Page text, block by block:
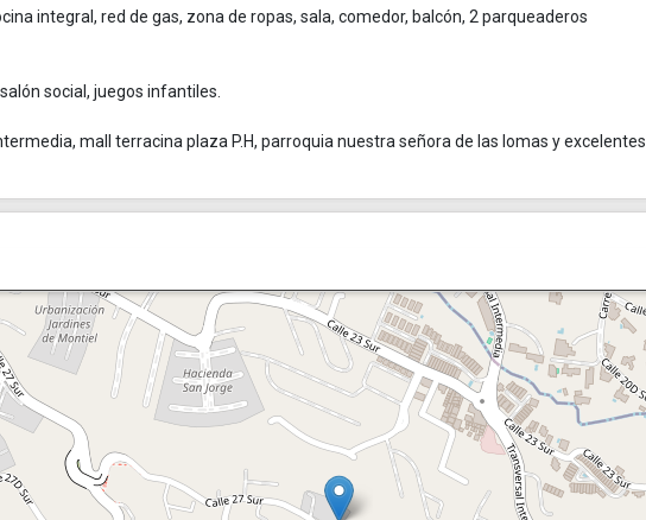
integral, red de gas, zona de ropas, sala, comedor, balcón, 2 parqueaderos
social, juegos infantiles.
mall terracina plaza P.H, parroquia nuestra señora de las lomas y excelentes